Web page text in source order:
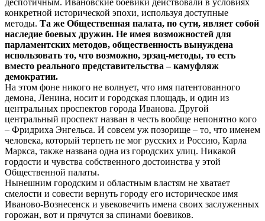
деспотичным. Ивановские боевики действовали в условиях
конкретной исторической эпохи, используя доступные
методы. Та же Общественная палата, по сути, являет собой
наследие боевых дружин. Не имея возможностей для
парламентских методов, общественность вынуждена
использовать то, что возможно, эрзац-методы, то есть
вместо реального представительства – камуфляж
демократии.
На этом фоне никого не волнует, что имя патентованного
демона, Ленина, носит и городская площадь, и один из
центральных проспектов города Иванова. Другой
центральный проспект назван в честь вообще непонятно кого
– Фридриха Энгельса. И совсем уж позорище – то, что именем
человека, который терпеть не мог русских и Россию, Карла
Маркса, также названа одна из городских улиц. Никакой
гордости и чувства собственного достоинства у этой
Общественной палаты.
Нынешним городским и областным властям не хватает
смелости и совести вернуть городу его историческое имя
Иваново-Вознесенск и увековечить имена своих заслуженных
горожан, вот и прячутся за спинами боевиков.